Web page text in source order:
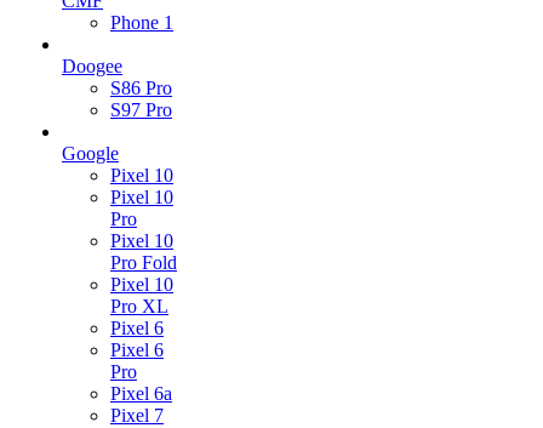
Phone 1
Doogee
S86 Pro
S97 Pro
Google
Pixel 10
Pixel 10
Pro
Pixel 10
Pro Fold
Pixel 10
Pro XL
Pixel 6
Pixel 6
Pro
Pixel 6a
Pixel 7